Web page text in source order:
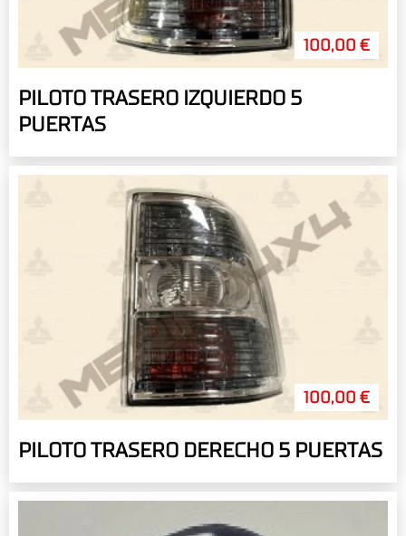
100,00 €
PILOTO TRASERO IZQUIERDO 5
PUERTAS
100,00 €
PILOTO TRASERO DERECHO 5 PUERTAS